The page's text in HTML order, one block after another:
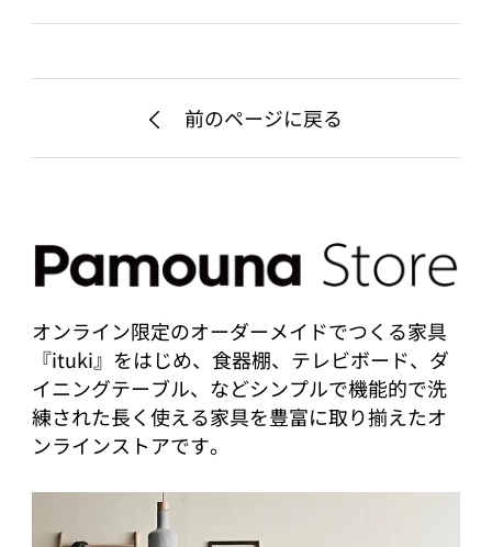
前のページに戻る
オンライン限定のオーダーメイドでつくる家具
『ituki』をはじめ、食器棚、テレビボード、ダ
イニングテーブル、などシンプルで機能的で洗
練された長く使える家具を豊富に取り揃えたオ
ンラインストアです。